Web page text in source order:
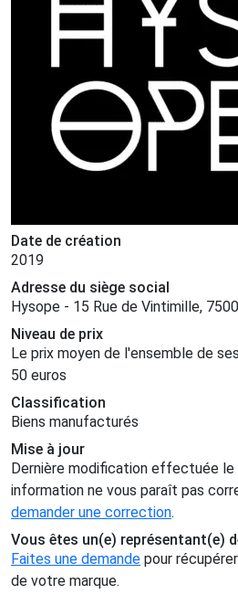
Date de création
2019
Adresse du siège social
Hysope - 15 Rue de Vintimille,
Niveau de prix
Le prix moyen de l'ensemble de
50 euros
Classification
Biens manufacturés
Mise à jour
Dernière modification effectuée le
information ne vous paraît pas
demander une correction.
Vous êtes un(e) représentant(e)
Faites une demande pour
de votre marque.